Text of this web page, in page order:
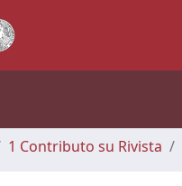
1 Contributo su Rivista